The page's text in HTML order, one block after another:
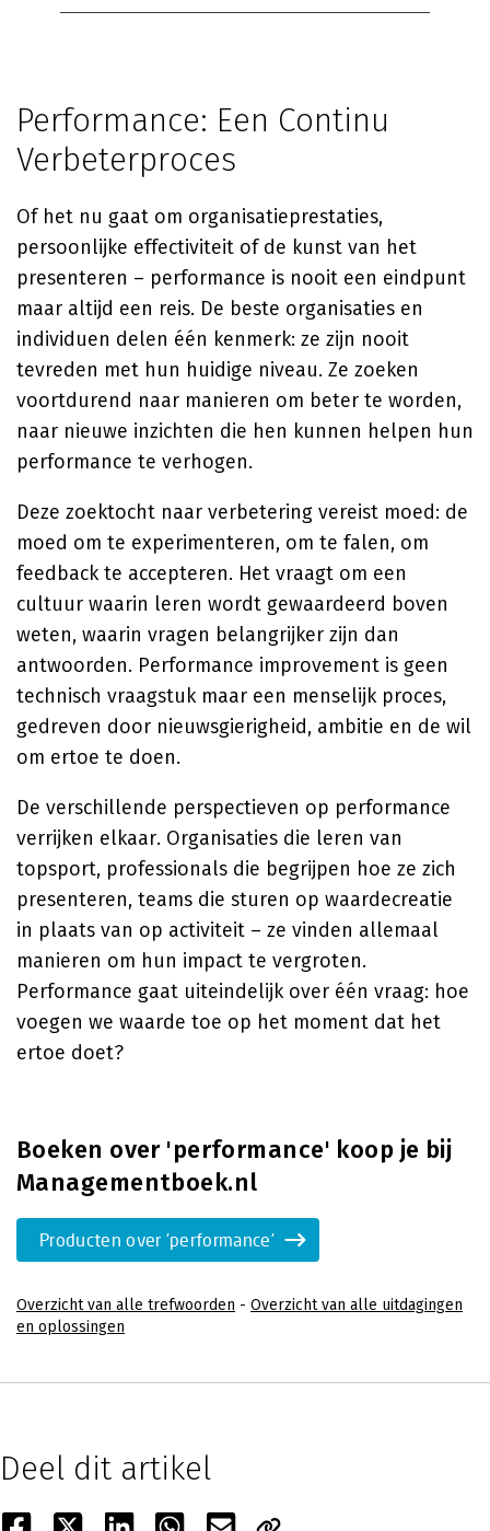
Performance: Een Continu
Verbeterproces
Of het nu gaat om organisatieprestaties,
persoonlijke effectiviteit of de kunst van het
presenteren – performance is nooit een eindpunt
maar altijd een reis. De beste organisaties en
individuen delen één kenmerk: ze zijn nooit
tevreden met hun huidige niveau. Ze zoeken
voortdurend naar manieren om beter te worden,
naar nieuwe inzichten die hen kunnen helpen hun
performance te verhogen.
Deze zoektocht naar verbetering vereist moed: de
moed om te experimenteren, om te falen, om
feedback te accepteren. Het vraagt om een
cultuur waarin leren wordt gewaardeerd boven
weten, waarin vragen belangrijker zijn dan
antwoorden. Performance improvement is geen
technisch vraagstuk maar een menselijk proces,
gedreven door nieuwsgierigheid, ambitie en de wil
om ertoe te doen.
De verschillende perspectieven op performance
verrijken elkaar. Organisaties die leren van
topsport, professionals die begrijpen hoe ze zich
presenteren, teams die sturen op waardecreatie
in plaats van op activiteit – ze vinden allemaal
manieren om hun impact te vergroten.
Performance gaat uiteindelijk over één vraag: hoe
voegen we waarde toe op het moment dat het
ertoe doet?
Boeken over 'performance' koop je bij
Managementboek.nl
Producten over 'performance'
Overzicht van alle trefwoorden - Overzicht van alle uitdagingen
en oplossingen
Deel dit artikel